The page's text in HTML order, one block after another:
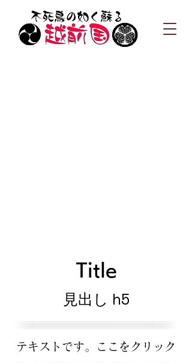
Title
見出し h5
テキストです。ここをクリック